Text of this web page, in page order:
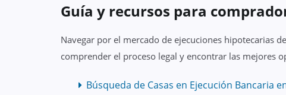
Guía y recursos para
Navegar por el mercado de ejecuciones hipotecarias
comprender el proceso legal y encontrar las mejores
Búsqueda de Casas en Ejecución Bancaria